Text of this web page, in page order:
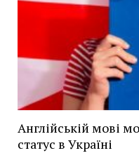
Англійській мові
статус в Україні